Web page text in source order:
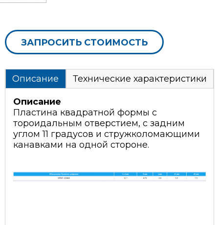
ЗАПРОСИТЬ СТОИМОСТЬ
Описание Технические характеристики
Описание
Пластина квадратной формы с
тороидальным отверстием, c задним
углом 11 градусов и стружколомающими
канавками на одной стороне.